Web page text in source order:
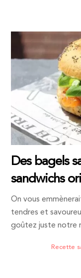
Des bagels
sandwichs
On vous
tendres et
goûtez juste notre
Recette